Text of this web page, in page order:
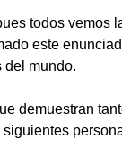
todos vemos
este
del mundo.
demuestran